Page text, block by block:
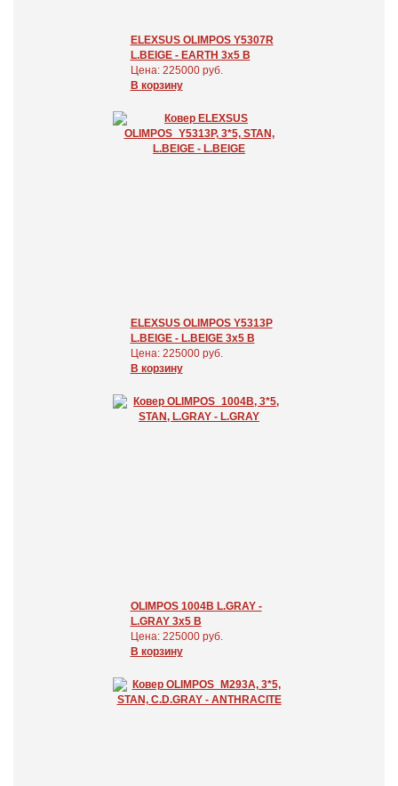
ELEXSUS OLIMPOS Y5307R
L.BEIGE - EARTH 3x5 В
Цена: 225000 руб.
В корзину
ELEXSUS OLIMPOS Y5313P
L.BEIGE - L.BEIGE 3x5 В
Цена: 225000 руб.
В корзину
OLIMPOS 1004B L.GRAY -
L.GRAY 3x5 В
Цена: 225000 руб.
В корзину